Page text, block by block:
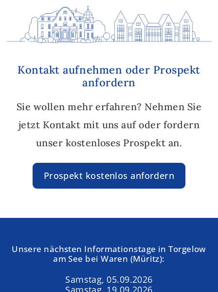
Kontakt aufnehmen oder Prospekt
anfordern
Sie wollen mehr erfahren? Nehmen Sie
jetzt Kontakt mit uns auf oder fordern
unser kostenloses Prospekt an.
Prospekt kostenlos anfordern
Unsere nächsten Informationstage in Torgelow
am See bei Waren (Müritz):
Samstag, 05.09.2026
Samstag, 19.09.2026